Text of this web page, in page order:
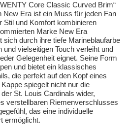
Core Classic Curved Brim“
New Era ist ein Muss für jeden Fan
Stil und Komfort kombinieren
Marke New Era
sich durch ihre tiefe Marineblaufarbe
und vielseitigen Touch verleiht und
Gelegenheit eignet. Seine Form
und bietet ein klassisches
die perfekt auf den Kopf eines
spiegelt nicht nur die
St. Louis Cardinals wider,
verstellbaren Riemenverschlusses
das eine individuelle
ermöglicht.